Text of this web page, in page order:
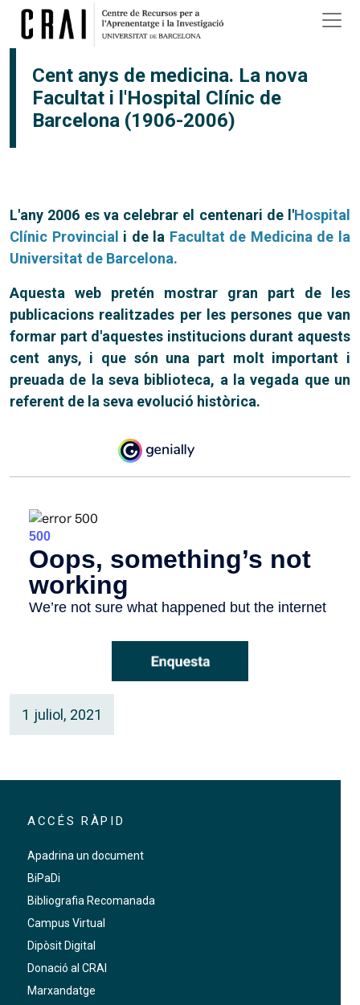
Vés al contingut
Cent anys de medicina. La nova
Facultat i l'Hospital Clínic de
Barcelona (1906-2006)
L'any 2006 es va celebrar el centenari de l'Hospital
Clínic Provincial i de la Facultat de Medicina de la
Universitat de Barcelona.
Aquesta web pretén mostrar gran part de les
publicacions realitzades per les persones que van
formar part d'aquestes institucions durant aquests
cent anys, i que són una part molt important i
preuada de la seva biblioteca, a la vegada que un
referent de la seva evolució històrica.
1 juliol, 2021
ACCÉS RÀPID
Apadrina un document
BiPaDi
Bibliografia Recomanada
Campus Virtual
Dipòsit Digital
Donació al CRAI
Marxandatge